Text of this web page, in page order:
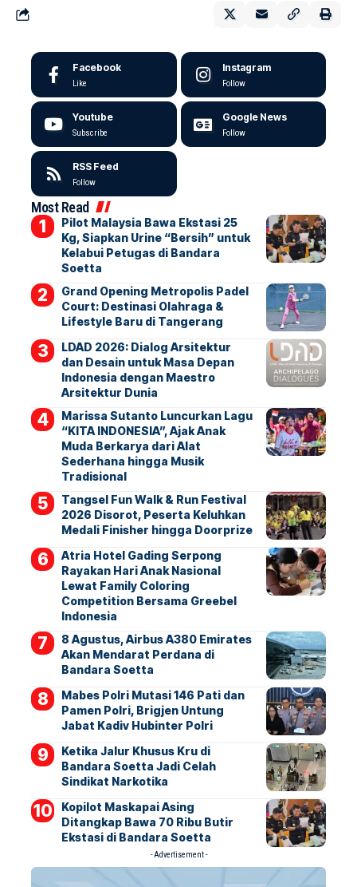
Facebook
Like
Instagram
Follow
Youtube
Subscribe
Google News
Follow
RSS Feed
Follow
Most Read
Pilot Malaysia Bawa Ekstasi 25
Kg, Siapkan Urine “Bersih” untuk
Kelabui Petugas di Bandara
Soetta
Grand Opening Metropolis Padel
Court: Destinasi Olahraga &
Lifestyle Baru di Tangerang
LDAD 2026: Dialog Arsitektur
dan Desain untuk Masa Depan
Indonesia dengan Maestro
Arsitektur Dunia
Marissa Sutanto Luncurkan Lagu
“KITA INDONESIA”, Ajak Anak
Muda Berkarya dari Alat
Sederhana hingga Musik
Tradisional
Tangsel Fun Walk & Run Festival
2026 Disorot, Peserta Keluhkan
Medali Finisher hingga Doorprize
Atria Hotel Gading Serpong
Rayakan Hari Anak Nasional
Lewat Family Coloring
Competition Bersama Greebel
Indonesia
8 Agustus, Airbus A380 Emirates
Akan Mendarat Perdana di
Bandara Soetta
Mabes Polri Mutasi 146 Pati dan
Pamen Polri, Brigjen Untung
Jabat Kadiv Hubinter Polri
Ketika Jalur Khusus Kru di
Bandara Soetta Jadi Celah
Sindikat Narkotika
Kopilot Maskapai Asing
Ditangkap Bawa 70 Ribu Butir
Ekstasi di Bandara Soetta
- Advertisement -